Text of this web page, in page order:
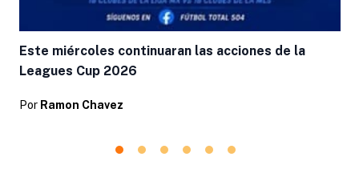
Este miércoles continuaran las acciones de la
Leagues Cup 2026
Por Ramon Chavez